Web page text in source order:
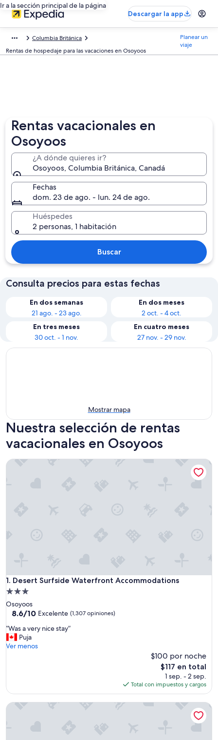
Ir a la sección principal de la página
Descargar la app
Columbia Británica
Rentas de hospedaje para las vacaciones en Osoyoos
Planear un
viaje
Rentas vacacionales en
Osoyoos
¿A dónde quieres ir?
Osoyoos, Columbia Británica, Canadá
Fechas
dom. 23 de ago. - lun. 24 de ago.
Huéspedes
2 personas, 1 habitación
Buscar
Consulta precios para estas fechas
En dos semanas
21 ago. - 23 ago.
En dos meses
2 oct. - 4 oct.
En tres meses
30 oct. - 1 nov.
En cuatro meses
27 nov. - 29 nov.
Mostrar mapa
Nuestra selección de rentas
vacacionales en Osoyoos
1. Desert Surfside Waterfront Accommodations
Desert Surfside Waterfront Accommodations
Propiedad
de
3.0
Osoyoos
8.6
10,
Excelente,
(1,307
8.6/10 Excelente (1,307 opiniones)
“
W
a
r
n
“Was a very nice stay”
Puja
Ver menos
$100 por noche
El
precio
actual
es
de
$117 en total
1 sep. - 2 sep.
Total con impuestos y cargos
Desert Surfside Waterfront Accommodations
Lakeside Studio at Green Gables w/Beach Access